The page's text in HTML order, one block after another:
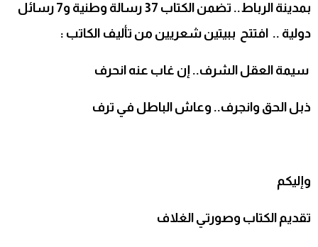
بمدينة الرباط.. تضمن الكتاب 37 رسالة وطنية و7 رسائل
دولية .. افتتح ببيتين شعريين من تأليف الكاتب :
سيمة العقل الشرف.. إن غاب عنه انحرف
ذبل الحق وانجرف.. وعاش الباطل في ترف
وإليكم
تقديم الكتاب وصورتي الغلاف